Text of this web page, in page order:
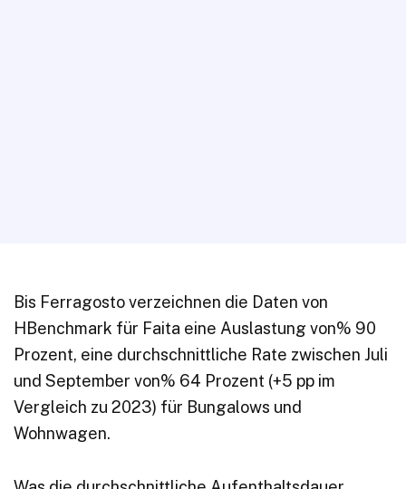
Bis Ferragosto verzeichnen die Daten von
HBenchmark für Faita eine Auslastung von% 90
Prozent, eine durchschnittliche Rate zwischen Juli
und September von% 64 Prozent (+5 pp im
Vergleich zu 2023) für Bungalows und
Wohnwagen.